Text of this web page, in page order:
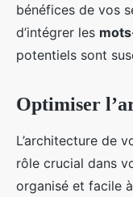
bénéfices de vos
d’intégrer les
potentiels sont
Optimiser
L’architecture de
rôle crucial dans
organisé et facile